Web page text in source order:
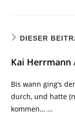
DIESER
Kai Herrmann
Bis wann ging‘s
durch, und hatte
kommen… …